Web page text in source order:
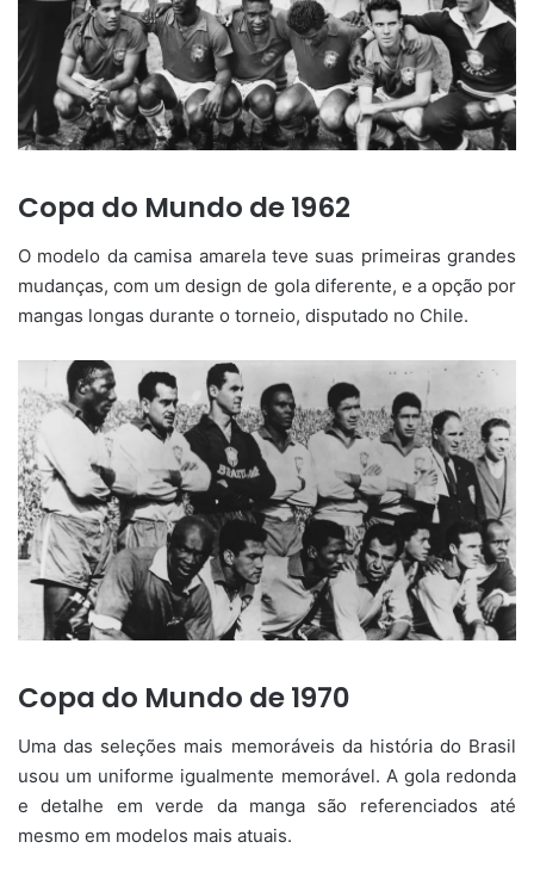
Copa do Mundo de 1962
O modelo da camisa amarela teve suas primeiras grandes
mudanças, com um design de gola diferente, e a opção por
mangas longas durante o torneio, disputado no Chile.
Copa do Mundo de 1970
Uma das seleções mais memoráveis da história do Brasil
usou um uniforme igualmente memorável. A gola redonda
e detalhe em verde da manga são referenciados até
mesmo em modelos mais atuais.